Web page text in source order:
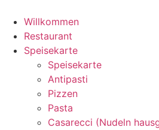
Inhalt
springen
Willkommen
Restaurant
Speisekarte
Speisekarte
Antipasti
Pizzen
Pasta
Casarecci (Nudeln